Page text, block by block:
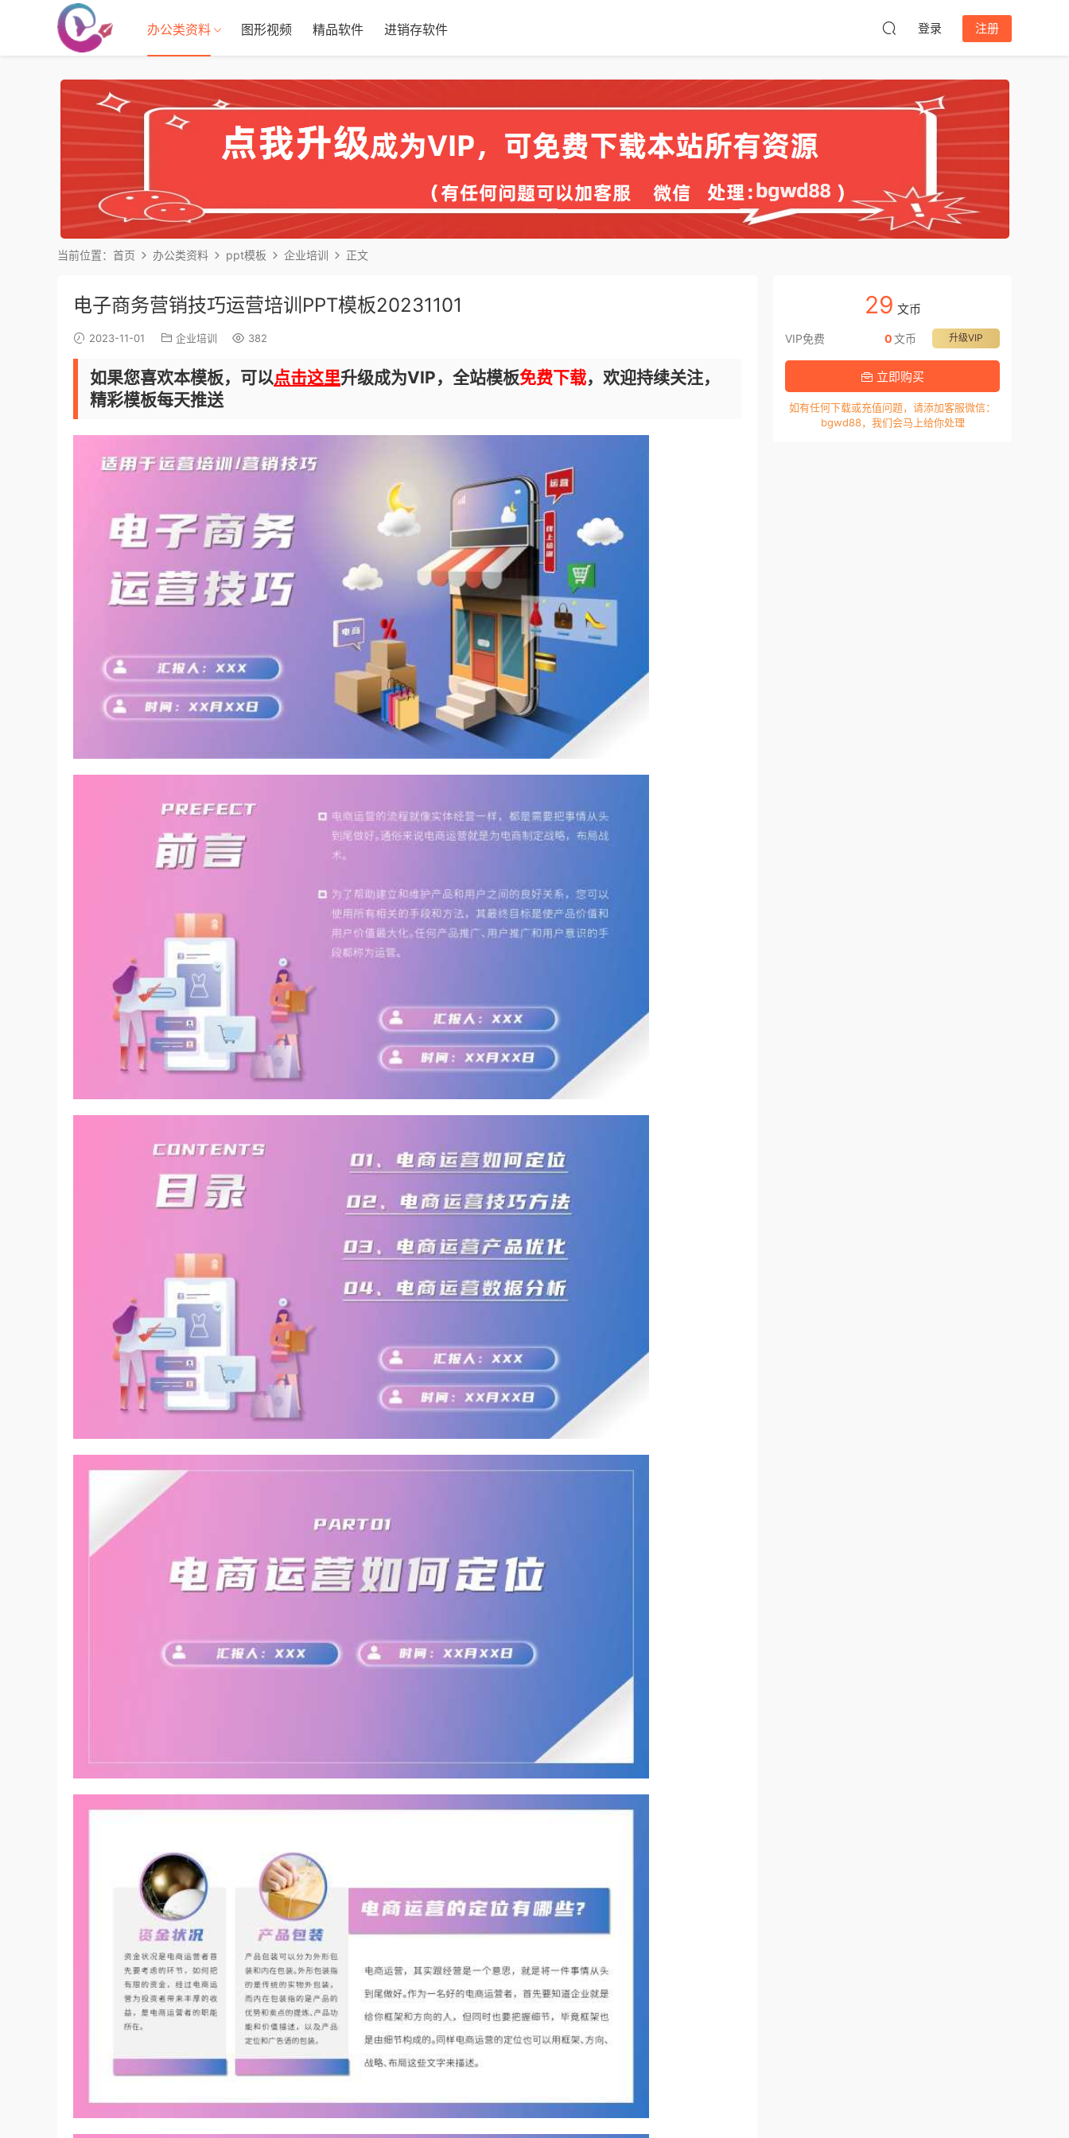
办公类资料 图形视频 精品软件 进销存软件 登录 注册
当前位置： 首页 办公类资料 ppt模板 企业培训 正文
电子商务营销技巧运营培训PPT模板20231101
2023-11-01 企业培训 382
如果您喜欢本模板，可以点击这里升级成为VIP，全站模板免费下载，欢迎持续关注，
精彩模板每天推送
29 文币
VIP免费 升级VIP
0文币
立即购买
如有任何下载或充值问题，请添加客服微信：
bgwd88，我们会马上给你处理